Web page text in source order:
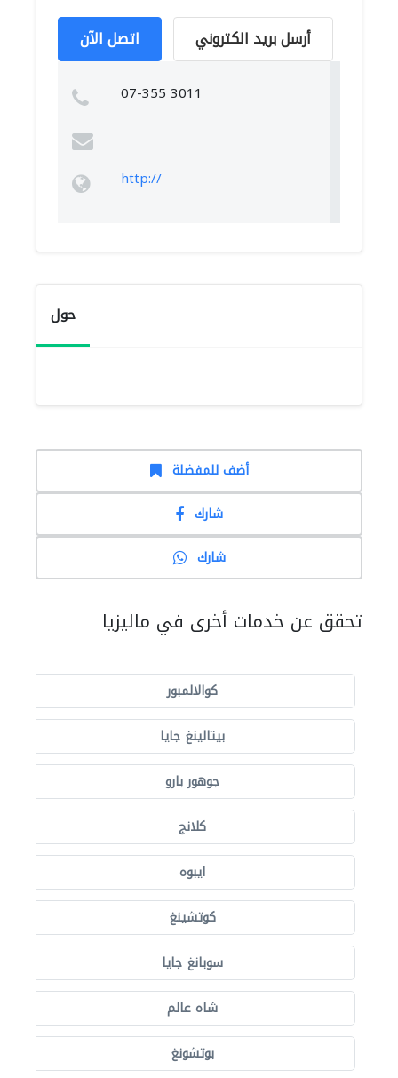
اتصل الآن أرسل بريد الكتروني
07-355 3011
http://
حول
أضف للمفضلة
شارك
شارك
تحقق عن خدمات أخرى في ماليزيا
كوالالمبور
بيتالينغ جايا
جوهور بارو
كلانج
ايبوه
كوتشينغ
سوبانغ جايا
شاه عالم
بوتشونغ